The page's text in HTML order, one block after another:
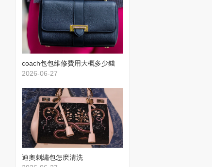
​coach包包維修費用大概多少錢
2026-06-27
​迪奧刺繡包怎麽清洗